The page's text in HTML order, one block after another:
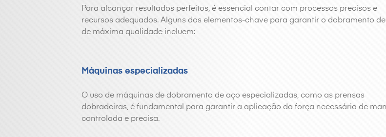
Para alcançar resultados perfeitos, é essencial contar com processos precisos e
recursos adequados. Alguns dos elementos-chave para garantir o dobramento
de máxima qualidade incluem:
Máquinas especializadas
O uso de máquinas de dobramento de aço especializadas, como as prensas
dobradeiras, é fundamental para garantir a aplicação da força necessária de
controlada e precisa.